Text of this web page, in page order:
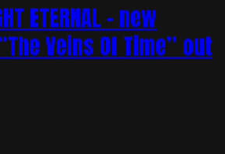
ETERNAL – new
Veins Of Time” out